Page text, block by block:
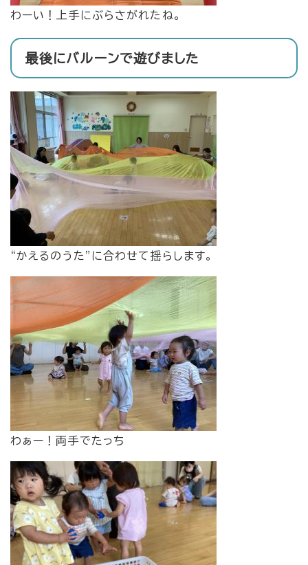
わーい！上手にぶらさがれたね。
最後にバルーンで遊びました
“かえるのうた”に合わせて揺らします。
わぁー！両手でたっち